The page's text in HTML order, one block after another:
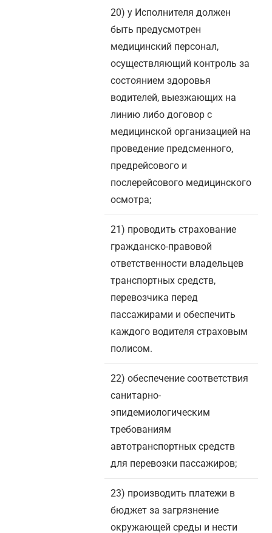
20) у Исполнителя должен
быть предусмотрен
медицинский персонал,
осуществляющий контроль за
состоянием здоровья
водителей, выезжающих на
линию либо договор с
медицинской организацией на
проведение предсменного,
предрейсового и
послерейсового медицинского
осмотра;
21) проводить страхование
гражданско-правовой
ответственности владельцев
транспортных средств,
перевозчика перед
пассажирами и обеспечить
каждого водителя страховым
полисом.
22) обеспечение соответствия
санитарно-
эпидемиологическим
требованиям
автотранспортных средств
для перевозки пассажиров;
23) производить платежи в
бюджет за загрязнение
окружающей среды и нести